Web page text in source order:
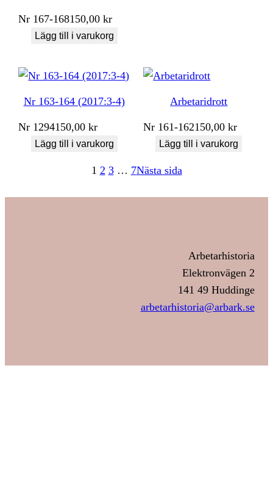
Nr 167-168150,00kr
Lägg till i varukorg
Nr 163-164 (2017:3-4)
Nr 1294150,00kr
Lägg till i varukorg
Arbetaridrott
Nr 161-162150,00kr
Lägg till i varukorg
1 2 3 … 7Nästa sida
Arbetarhistoria
Elektronvägen 2
141 49 Huddinge
arbetarhistoria@arbark.se